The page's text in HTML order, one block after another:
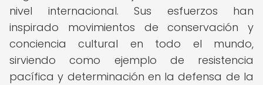
nivel internacional. Sus esfuerzos han
inspirado movimientos de conservación y
conciencia cultural en todo el mundo,
sirviendo como ejemplo de resistencia
pacífica y determinación en la defensa de la